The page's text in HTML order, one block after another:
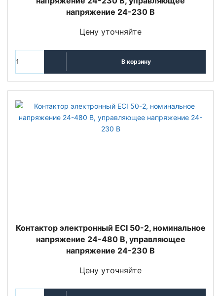
напряжение 24-230 В
Цену уточняйте
В корзину
Контактор электронный ECI 50-2, номинальное
напряжение 24-480 В, управляющее
напряжение 24-230 В
Цену уточняйте